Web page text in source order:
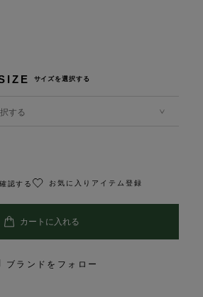
サイズを選択する
する
認する お気に入りアイテム登録
ブランドをフォロー